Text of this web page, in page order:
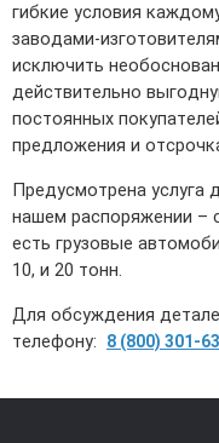
гибкие условия
заводами-
исключить
действительно
постоянных
предложения и
Предусмотрена услуга
нашем распоряжении –
есть грузовые
10, и 20 тонн.
Для обсуждения
телефону:
8 (800) 301-